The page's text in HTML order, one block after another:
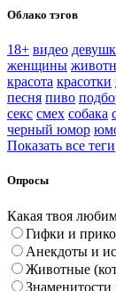
Облако тэгов
18+ видео
женщины
красота красотки
песня пиво
секс смех собака
черный юмор
Показать все теги
Опросы
Какая твоя
Гифки и
Анекдоты и
Животные